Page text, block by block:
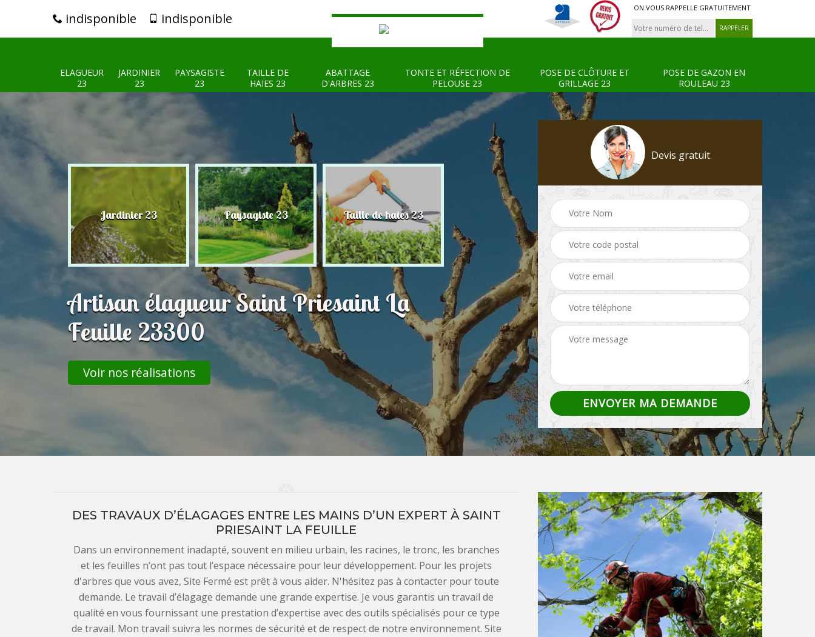
indisponible indisponible
ON VOUS RAPPELLE GRATUITEMENT
ELAGUEUR
23
JARDINIER
23
PAYSAGISTE
23
TAILLE DE
HAIES 23
ABATTAGE
D'ARBRES 23
TONTE ET RÉFECTION DE
PELOUSE 23
POSE DE CLÔTURE ET
GRILLAGE 23
POSE DE GAZON EN
ROULEAU 23
Jardinier 23 Paysagiste 23 Taille de haies 23 Abattage d'arbres 23 Tonte et réfection de Pose de clôture et
grillage 23
Artisan élagueur Saint Priesaint La
Feuille 23300
Voir nos réalisations
Devis gratuit
DES TRAVAUX D’ÉLAGAGES ENTRE LES MAINS D’UN EXPERT À SAINT
PRIESAINT LA FEUILLE
Dans un environnement inadapté, souvent en milieu urbain, les racines, le tronc, les branches
et les feuilles n’ont pas tout l’espace nécessaire pour leur développement. Pour les projets
d'arbres que vous avez, Site Fermé est prêt à vous aider. N'hésitez pas à contacter pour toute
demande. Le travail d’élagage demande une grande expertise. Je vous garantis un travail de
qualité en vous fournissant une prestation d’expertise avec des outils spécialisés pour ce type
de travail. Mon travail suivra les normes de sécurité et de respect de notre environnement. Site